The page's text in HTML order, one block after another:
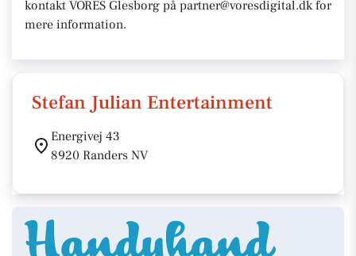
kontakt VORES Glesborg på partner@voresdigital.dk for
mere information.
Stefan Julian Entertainment
Energivej 43
8920 Randers NV